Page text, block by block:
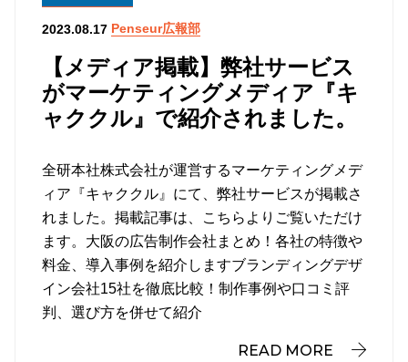
【メディア掲載】弊社サービス
がマーケティングメディア『キ
ャククル』で紹介されました。
2023.08.17 Penseur広報部
全研本社株式会社が運営するマーケティングメデ
ィア『キャククル』にて、弊社サービスが掲載さ
れました。掲載記事は、こちらよりご覧いただけ
ます。大阪の広告制作会社まとめ！各社の特徴や
料金、導入事例を紹介しますブランディングデザ
イン会社15社を徹底比較！制作事例や口コミ評
判、選び方を併せて紹介
READ MORE